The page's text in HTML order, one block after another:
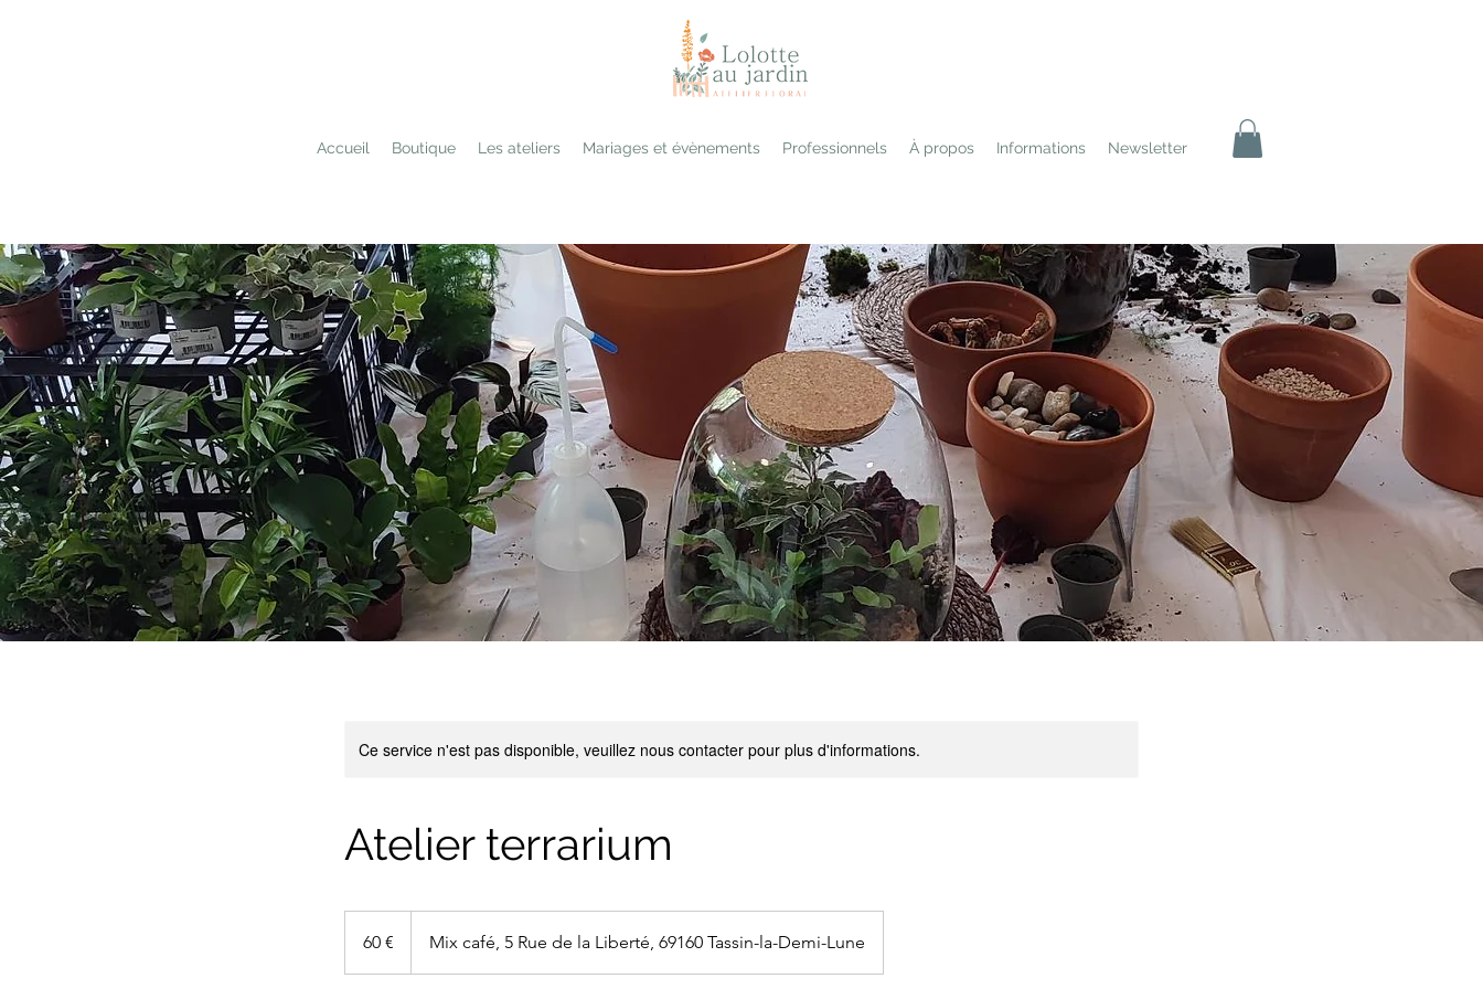
Accueil Boutique Les ateliers Mariages et évènements Professionnels À propos Informations Newsletter
Ce service n'est pas disponible, veuillez nous contacter pour plus d'informations.
Atelier terrarium
60 € Mix café, 5 Rue de la Liberté, 69160 Tassin-la-Demi-Lune